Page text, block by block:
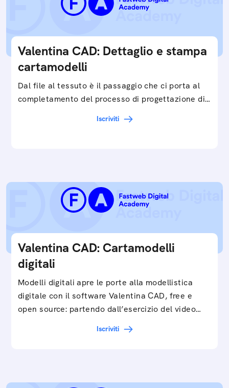
Valentina CAD: Dettaglio e stampa
cartamodelli
Dal file al tessuto è il passaggio che ci porta al
completamento del processo di progettazione di
Iscriviti
Valentina CAD: Cartamodelli
digitali
Modelli digitali apre le porte alla modellistica
digitale con il software Valentina CAD, free e
open source: partendo dall’esercizio del video…
Iscriviti